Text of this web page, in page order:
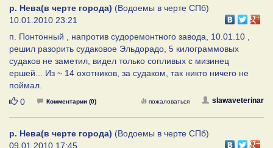
р. Нева(в черте города) (Водоемы в черте СПб)
10.01.2010 23:21
п. Понтонный , напротив судоремонтного завода, 10.01.10 ,
решил разорить судаковое Эльдорадо, 5 килограммовых
судаков не заметил, видел только сопливых с мизинец
ершей... Из ~ 14 охотников, за судаком, так никто ничего не
поймал.
Нравится
0 Комментарии (0) slawaveterinar
пожаловаться
р. Нева(в черте города) (Водоемы в черте СПб)
09.01.2010 17:45